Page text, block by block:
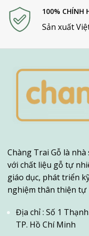
100% CHÍNH
Sản xuất
Chàng Trai Gỗ là
với chất liệu gỗ tự
giáo dục, phát triển
nghiệm thân thiện tự
Địa chỉ : Số 1
TP. Hồ Chí Minh